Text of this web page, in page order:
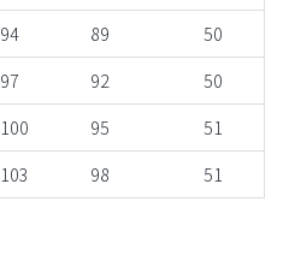
94 89
50
97 92
50
100 95
51
103 98 51